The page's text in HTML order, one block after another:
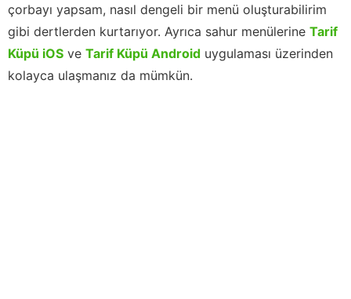
çorbayı yapsam, nasıl dengeli bir menü oluşturabilirim
gibi dertlerden kurtarıyor. Ayrıca sahur menülerine Tarif
Küpü iOS ve Tarif Küpü Android uygulaması üzerinden
kolayca ulaşmanız da mümkün.